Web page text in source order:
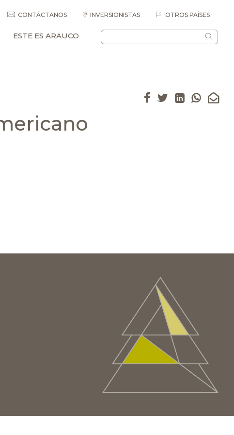
CONTÁCTANOS INVERSIONISTAS OTROS PAÍSES
ESTE ES ARAUCO